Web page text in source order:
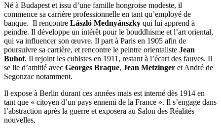
Né à Budapest et issu d’une famille hongroise modeste, il
commence sa carrière professionnelle en tant qu’employé de
banque. Il rencontre László Mednyánszky qui lui apprend à
peindre. Il développe un intérêt pour le bouddhisme et l’art oriental,
qui va influencer son œuvre. Il part à Paris en 1905 afin de
poursuivre sa carrière, et rencontre le peintre orientaliste Jean
Buhot. Il rejoint les cubistes en 1911, restant à l’écart des fauves. Il
se lie d’amitié avec Georges Braque, Jean Metzinger et André de
Segonzac notamment.
Il expose à Berlin durant ces années mais est interné dès 1914 en
tant que « citoyen d’un pays ennemi de la France ». Il s’engage dans
l’abstraction après la guerre et exposera au Salon des Réalités
nouvelles.